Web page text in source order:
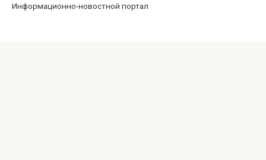
Информационно-новостной портал